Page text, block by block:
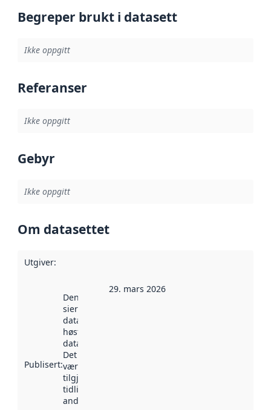
Begreper brukt i datasett
Ikke oppgitt
Referanser
Ikke oppgitt
Gebyr
Ikke oppgitt
Om datasettet
Utgiver:
Publisert:
Denne datoen
sier når
datasettet ble
høstet av
data.norge.no.
Det kan ha
vært
tilgjengelig
tidligere
andre steder.
29. mars 2026